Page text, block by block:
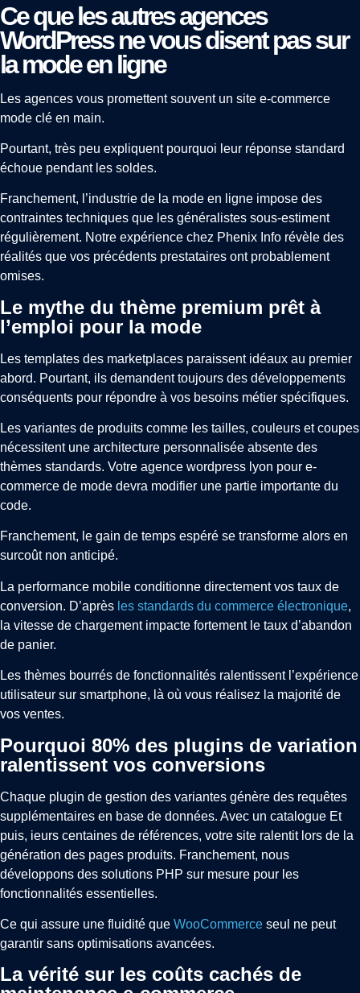
Ce que les autres agences
WordPress ne vous disent pas sur
la mode en ligne
Les agences vous promettent souvent un site e-commerce
mode clé en main.
Pourtant, très peu expliquent pourquoi leur réponse standard
échoue pendant les soldes.
Franchement, l’industrie de la mode en ligne impose des
contraintes techniques que les généralistes sous-estiment
régulièrement. Notre expérience chez Phenix Info révèle des
réalités que vos précédents prestataires ont probablement
omises.
Le mythe du thème premium prêt à
l’emploi pour la mode
Les templates des marketplaces paraissent idéaux au premier
abord. Pourtant, ils demandent toujours des développements
conséquents pour répondre à vos besoins métier spécifiques.
Les variantes de produits comme les tailles, couleurs et coupes
nécessitent une architecture personnalisée absente des
thèmes standards. Votre agence wordpress lyon pour e-
commerce de mode devra modifier une partie importante du
code.
Franchement, le gain de temps espéré se transforme alors en
surcoût non anticipé.
La performance mobile conditionne directement vos taux de
conversion. D’après les standards du commerce électronique,
la vitesse de chargement impacte fortement le taux d’abandon
de panier.
Les thèmes bourrés de fonctionnalités ralentissent l’expérience
utilisateur sur smartphone, là où vous réalisez la majorité de
vos ventes.
Pourquoi 80% des plugins de variation
ralentissent vos conversions
Chaque plugin de gestion des variantes génère des requêtes
supplémentaires en base de données. Avec un catalogue Et
puis, ieurs centaines de références, votre site ralentit lors de la
génération des pages produits. Franchement, nous
développons des solutions PHP sur mesure pour les
fonctionnalités essentielles.
Ce qui assure une fluidité que WooCommerce seul ne peut
garantir sans optimisations avancées.
La vérité sur les coûts cachés de